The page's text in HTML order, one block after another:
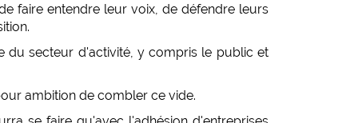
faire entendre leur voix, de défendre leurs
du secteur d'activité, y compris le public et
ambition de combler ce vide.